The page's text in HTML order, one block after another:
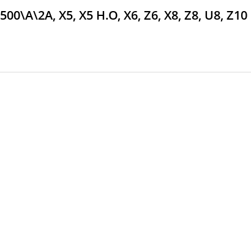
X5, X5 H.O, X6, Z6, X8, Z8, U8, Z10